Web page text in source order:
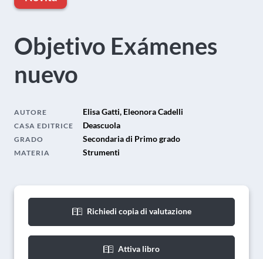
Objetivo Exámenes
nuevo
AUTORE Elisa Gatti, Eleonora Cadelli
CASA EDITRICE Deascuola
GRADO Secondaria di Primo grado
MATERIA Strumenti
Richiedi copia di valutazione
Attiva libro